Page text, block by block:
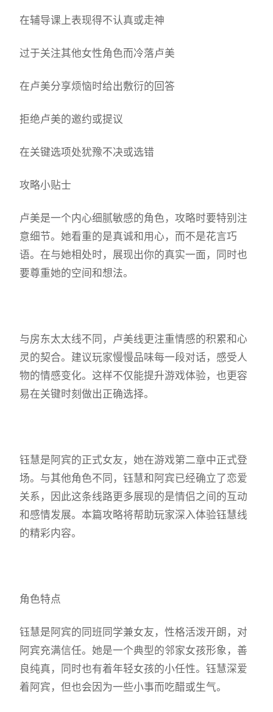
在辅导课上表现得不认真或走神
过于关注其他女性角色而冷落卢美
在卢美分享烦恼时给出敷衍的回答
拒绝卢美的邀约或提议
在关键选项处犹豫不决或选错
攻略小贴士
卢美是一个内心细腻敏感的角色，攻略时要特别注
意细节。她看重的是真诚和用心，而不是花言巧
语。在与她相处时，展现出你的真实一面，同时也
要尊重她的空间和想法。
与房东太太线不同，卢美线更注重情感的积累和心
灵的契合。建议玩家慢慢品味每一段对话，感受人
物的情感变化。这样不仅能提升游戏体验，也更容
易在关键时刻做出正确选择。
钰慧是阿宾的正式女友，她在游戏第二章中正式登
场。与其他角色不同，钰慧和阿宾已经确立了恋爱
关系，因此这条线路更多展现的是情侣之间的互动
和感情发展。本篇攻略将帮助玩家深入体验钰慧线
的精彩内容。
角色特点
钰慧是阿宾的同班同学兼女友，性格活泼开朗，对
阿宾充满信任。她是一个典型的邻家女孩形象，善
良纯真，同时也有着年轻女孩的小任性。钰慧深爱
着阿宾，但也会因为一些小事而吃醋或生气。